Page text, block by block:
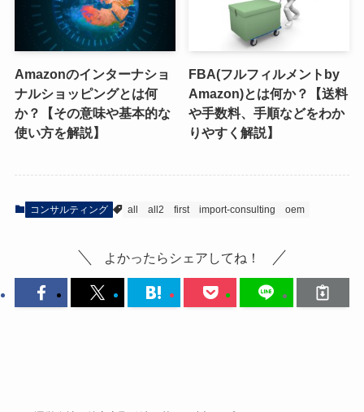
Amazonのインターナショ
ナルショッピングとは何
か？【その意味や基本的な
使い方を解説】
FBA(フルフィルメントby
Amazon)とは何か？【送料
や手数料、手順などをわか
りやすく解説】
コンサルティング all all2 first import-consulting oem
よかったらシェアしてね！